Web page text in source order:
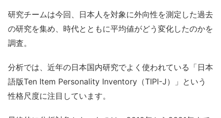
研究チームは今回、日本人を対象に外向性を測定した過去
の研究を集め、時代とともに平均値がどう変化したのかを
調査。
分析では、近年の日本国内研究でよく使われている「日本
語版Ten Item Personality Inventory（TIPI-J）」という
性格尺度に注目しています。